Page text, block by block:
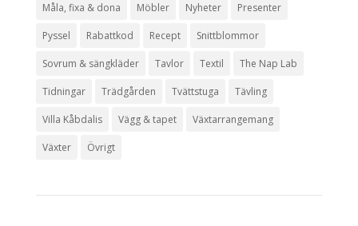
Måla, fixa & dona Möbler Nyheter Presenter
Pyssel Rabattkod Recept Snittblommor
Sovrum & sängkläder Tavlor Textil The Nap Lab
Tidningar Trädgården Tvättstuga Tävling
Villa Kåbdalis Vägg & tapet Växtarrangemang
Växter Övrigt